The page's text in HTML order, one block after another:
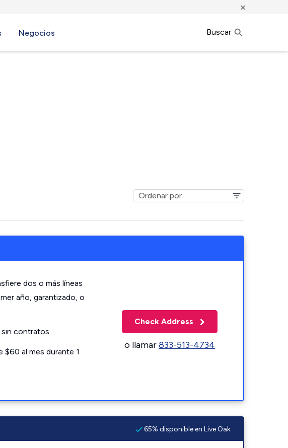
×
Negocios Buscar
dos o más líneas
año, garantizado, o
contratos.
$60 al mes durante 1
Check Address
o llamar833-513-4734
65% disponible en Live Oak